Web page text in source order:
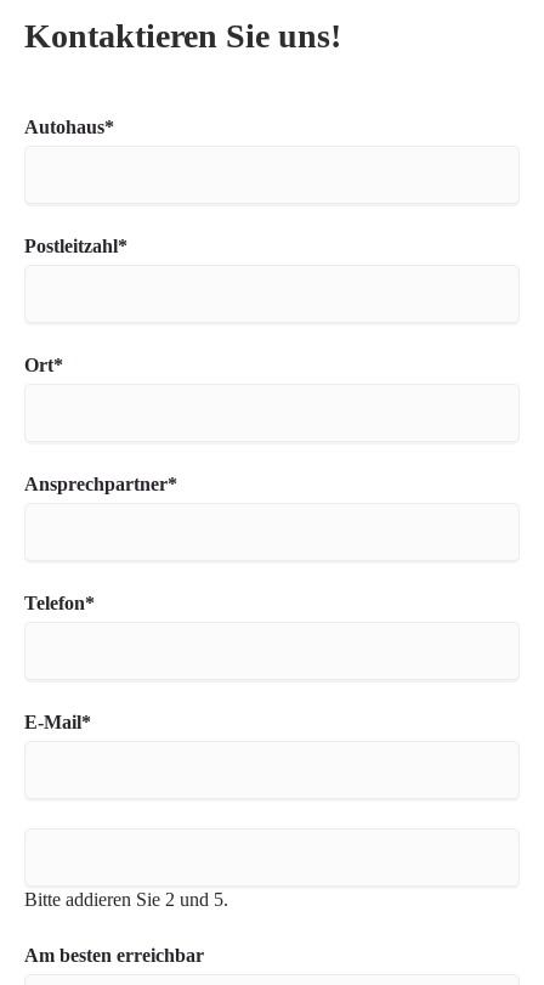
Kontaktieren Sie uns!
Pflichtfeld
Autohaus*
Pflichtfeld
Postleitzahl*
Pflichtfeld
Ort*
Pflichtfeld
Ansprechpartner*
Pflichtfeld
Telefon*
Pflichtfeld
E-Mail*
Bitte addieren Sie 2 und 5.
Am besten erreichbar